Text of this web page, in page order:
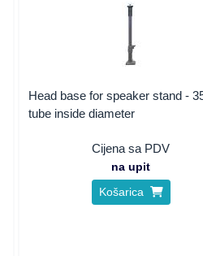
Head base for speaker stand -
tube inside diameter
Cijena sa PDV
na upit
Košarica